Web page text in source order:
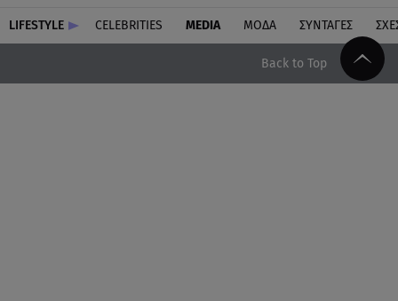
LIFESTYLE CELEBRITIES MEDIA ΜΟΔΑ ΣΥΝΤΑΓΕΣ
Back to Top